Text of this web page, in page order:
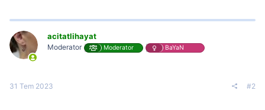
acitatlihayat
Moderator Moderator BaYaN
31 Tem 2023 #2